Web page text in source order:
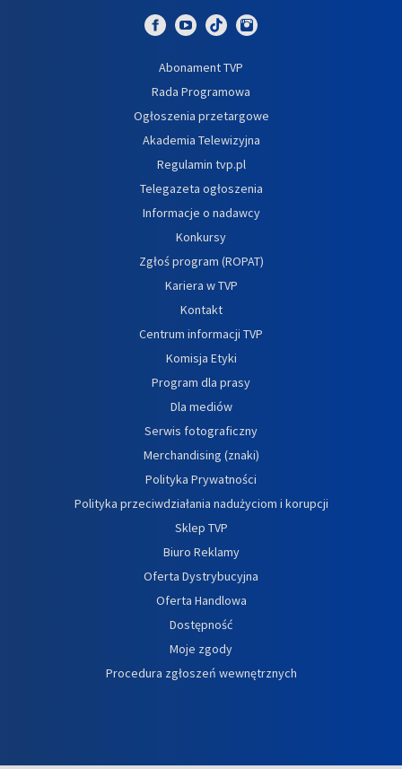
Abonament TVP
Rada Programowa
Ogłoszenia przetargowe
Akademia Telewizyjna
Regulamin tvp.pl
Telegazeta ogłoszenia
Informacje o nadawcy
Konkursy
Zgłoś program (ROPAT)
Kariera w TVP
Kontakt
Centrum informacji TVP
Komisja Etyki
Program dla prasy
Dla mediów
Serwis fotograficzny
Merchandising (znaki)
Polityka Prywatności
Polityka przeciwdziałania nadużyciom i korupcji
Sklep TVP
Biuro Reklamy
Oferta Dystrybucyjna
Oferta Handlowa
Dostępność
Moje zgody
Procedura zgłoszeń wewnętrznych